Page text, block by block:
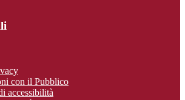
con il Pubblico
accessibilità